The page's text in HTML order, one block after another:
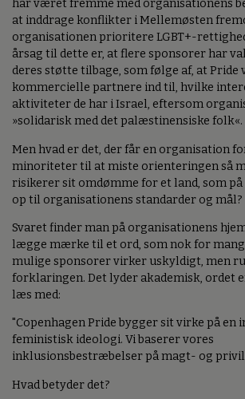
har været fremme med organisationens
at inddrage konflikter i Mellemøsten
organisationen prioritere LGBT+-
årsag til dette er, at flere sponsorer har
deres støtte tilbage, som følge af, at Pride
kommercielle partnere ind til, hvilke
aktiviteter de har i Israel, eftersom
»solidarisk med det palæstinensiske folk«.
Men hvad er det, der får en organisation
minoriteter til at miste orienteringen så
risikerer sit omdømme for et land, som
op til organisationens standarder og mål?
Svaret finder man på organisationens
lægge mærke til et ord, som nok for
mulige sponsorer virker uskyldigt, men
forklaringen. Det lyder akademisk, ordet
læs med:
"Copenhagen Pride bygger sit virke på en
feministisk ideologi. Vi baserer vores
inklusionsbestræbelser på magt- og
Hvad betyder det?